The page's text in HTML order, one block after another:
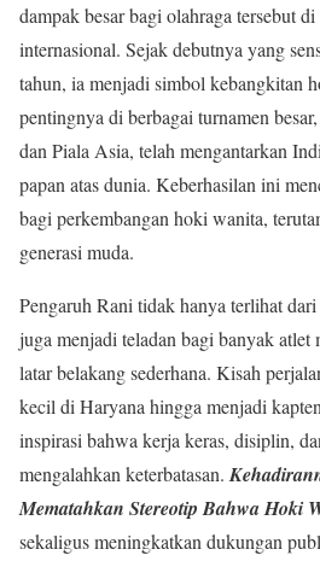
dampak besar bagi olahraga tersebut
internasional. Sejak debutnya yang
tahun, ia menjadi simbol kebangkitan
pentingnya di berbagai turnamen
dan Piala Asia, telah mengantarkan
papan atas dunia. Keberhasilan ini
bagi perkembangan hoki wanita,
generasi muda.
Pengaruh Rani tidak hanya terlihat
juga menjadi teladan bagi banyak atlet
latar belakang sederhana. Kisah
kecil di Haryana hingga menjadi
inspirasi bahwa kerja keras, disiplin,
mengalahkan keterbatasan.
Mematahkan Stereotip Bahwa Hoki
sekaligus meningkatkan dukungan